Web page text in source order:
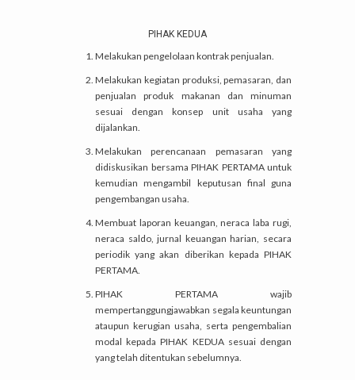
PIHAK KEDUA
Melakukan pengelolaan kontrak penjualan.
Melakukan kegiatan produksi, pemasaran, dan
penjualan produk makanan dan minuman
sesuai dengan konsep unit usaha yang
dijalankan.
Melakukan perencanaan pemasaran yang
didiskusikan bersama PIHAK PERTAMA untuk
kemudian mengambil keputusan final guna
pengembangan usaha.
Membuat laporan keuangan, neraca laba rugi,
neraca saldo, jurnal keuangan harian, secara
periodik yang akan diberikan kepada PIHAK
PERTAMA.
PIHAK PERTAMA wajib
mempertanggungjawabkan segala keuntungan
ataupun kerugian usaha, serta pengembalian
modal kepada PIHAK KEDUA sesuai dengan
yang telah ditentukan sebelumnya.